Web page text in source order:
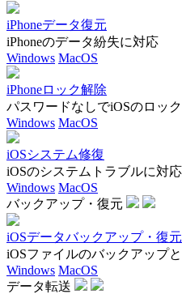
iPhoneデータ復元
iPhoneのデータ紛失に対応
Windows MacOS
iPhoneロック解除
パスワードなしでiOSのロッ
Windows MacOS
iOSシステム修復
iOSのシステムトラブルに対応
Windows MacOS
バックアップ・復元
iOSデータバックアップ・復元
iOSファイルのバックアップ
Windows MacOS
データ転送